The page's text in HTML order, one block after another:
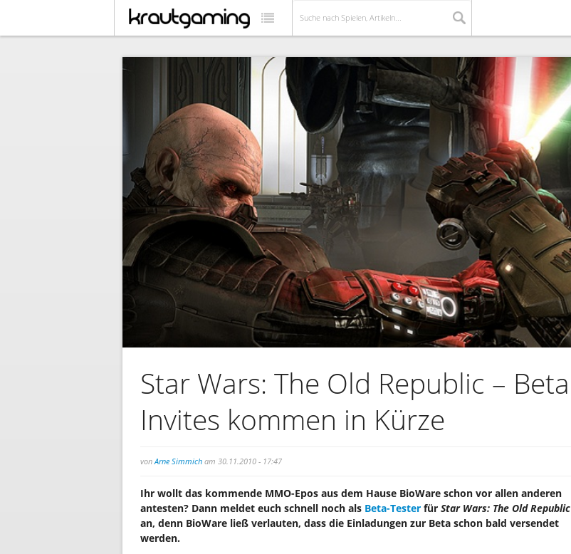
Star Wars: The Old Republic – Beta
Invites kommen in Kürze
von Arne Simmich am 30.11.2010 - 17:47
Ihr wollt das kommende MMO-Epos aus dem Hause BioWare schon vor allen anderen
antesten? Dann meldet euch schnell noch als Beta-Tester für Star Wars: The Old Republic
an, denn BioWare ließ verlauten, dass die Einladungen zur Beta schon bald versendet
werden.